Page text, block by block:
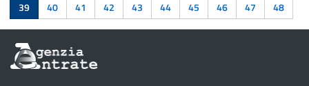
39
40 41 42 43 44 45 46 47 48
Informazioni
sul